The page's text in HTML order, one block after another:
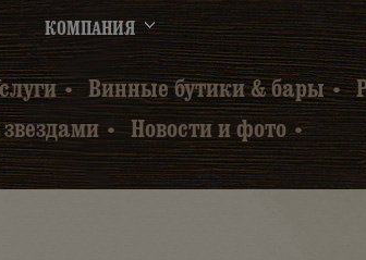
КОМПАНИЯ
Винные бутики & бары
Новости и фото